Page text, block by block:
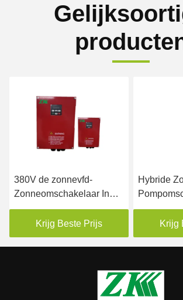
380V de zonnevfd-
Zonneomschakelaar In
drie stadia van de
Pompaandrijving IP55
15kw
Krijg Beste Prijs
Hybride
drie
250VDC
800VDC-
Krijg